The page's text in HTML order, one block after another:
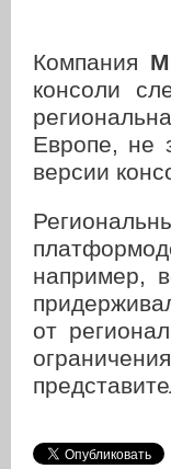
Компания
консоли
Европе, не
версии
например,
от